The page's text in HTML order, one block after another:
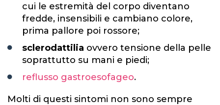
cui le estremità del corpo diventano
fredde, insensibili e cambiano colore,
prima pallore poi rossore;
sclerodattilia ovvero tensione della pelle
soprattutto su mani e piedi;
reflusso gastroesofageo.
Molti di questi sintomi non sono sempre